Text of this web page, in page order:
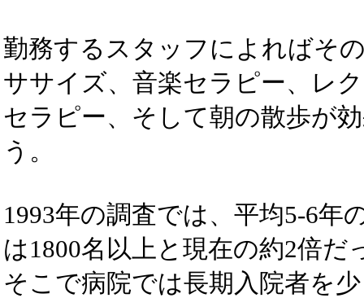
勤務するスタッフによればそ
ササイズ、音楽セラピー、レ
セラピー、そして朝の散歩が
う。
1993年の調査では、平均5-6年
は1800名以上と現在の約2倍だ
そこで病院では長期入院者を